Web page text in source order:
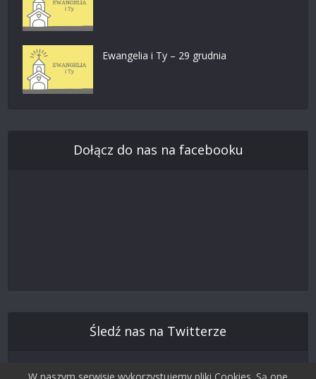
Ewangelia i Ty – 29 grudnia
Dołącz do nas na facebooku
Śledź nas na Twitterze